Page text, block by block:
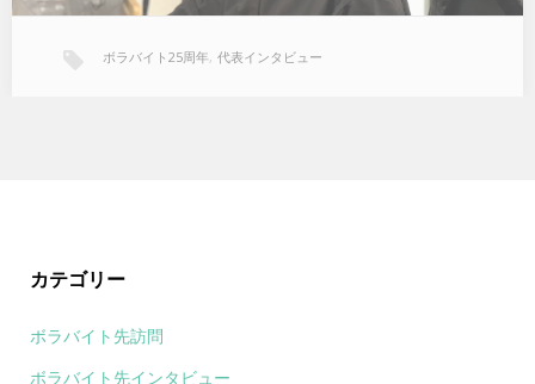
ボラバイト25周年, 代表インタビュー
カテゴリー
ボラバイト先訪問
ボラバイト先インタビュー